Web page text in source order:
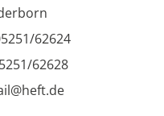
62624
62628